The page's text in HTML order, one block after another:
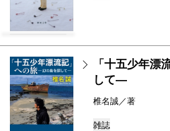
「十五少年漂
して―
椎名誠／著
雑誌